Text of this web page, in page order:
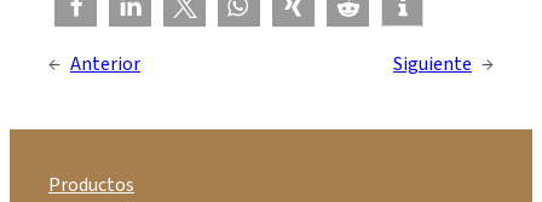
← Anterior Siguiente →
Productos